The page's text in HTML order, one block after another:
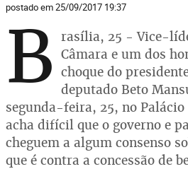
postado em 25/09/2017 19:37
B rasília, 25 - Vice-
Câmara e um dos
choque do
deputado Beto
segunda-feira, 25, no
acha difícil que o governo e
cheguem a algum consenso
que é contra a concessão de